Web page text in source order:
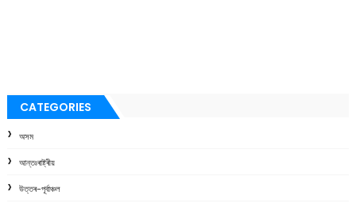
CATEGORIES
অসম
আন্তঃৰাষ্ট্ৰীয়
উত্তৰ-পূৰ্বাঞ্চল